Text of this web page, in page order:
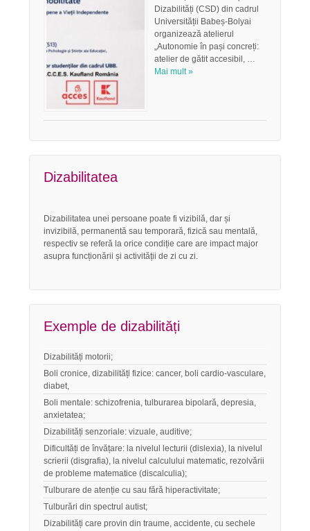
Dizabilități (CSD) din cadrul
Universității Babeș-Bolyai
organizează atelierul
„Autonomie în pași concreți:
atelier de gătit accesibil, …
Mai mult »
Dizabilitatea
Dizabilitatea unei persoane poate fi vizibilă, dar și
invizibilă, permanentă sau temporară, fizică sau mentală,
respectiv se referă la orice condiție care are impact major
asupra funcționării și activității de zi cu zi.
Exemple de dizabilități
Dizabilități motorii;
Boli cronice, dizabilități fizice: cancer, boli cardio-vasculare,
diabet,
Boli mentale: schizofrenia, tulburarea bipolară, depresia,
anxietatea;
Dizabilități senzoriale: vizuale, auditive;
Dificultăți de învățare: la nivelul lecturii (dislexia), la nivelul
scrierii (disgrafia), la nivelul calculului matematic, rezolvării
de probleme matematice (discalculia);
Tulburare de atenție cu sau fără hiperactivitate;
Tulburări din spectrul autist;
Dizabilități care provin din traume, accidente, cu sechele